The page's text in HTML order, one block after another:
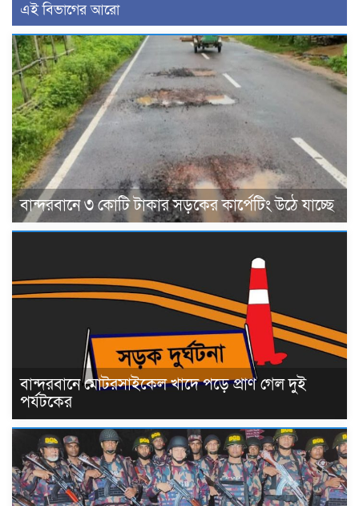
এই বিভাগের আরো
বান্দরবানে ৩ কোটি টাকার সড়কের কার্পেটিং উঠে যাচ্ছে
বান্দরবানে মোটরসাইকেল খাদে পড়ে প্রাণ গেল দুই
পর্যটকের